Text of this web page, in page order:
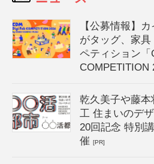
【公募情報】
がタッグ、家
ペティション「
COMPETITION
乾久美子や藤
工 住まいのデ
20回記念 特別
催[PR]